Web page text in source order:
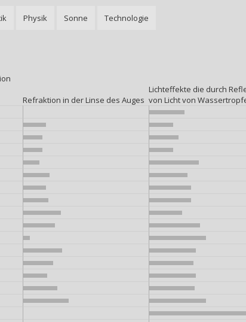
Physik Sonne Technologie
Refraktion in der Linse des Auges
Lichteffekte die durch
von Licht von